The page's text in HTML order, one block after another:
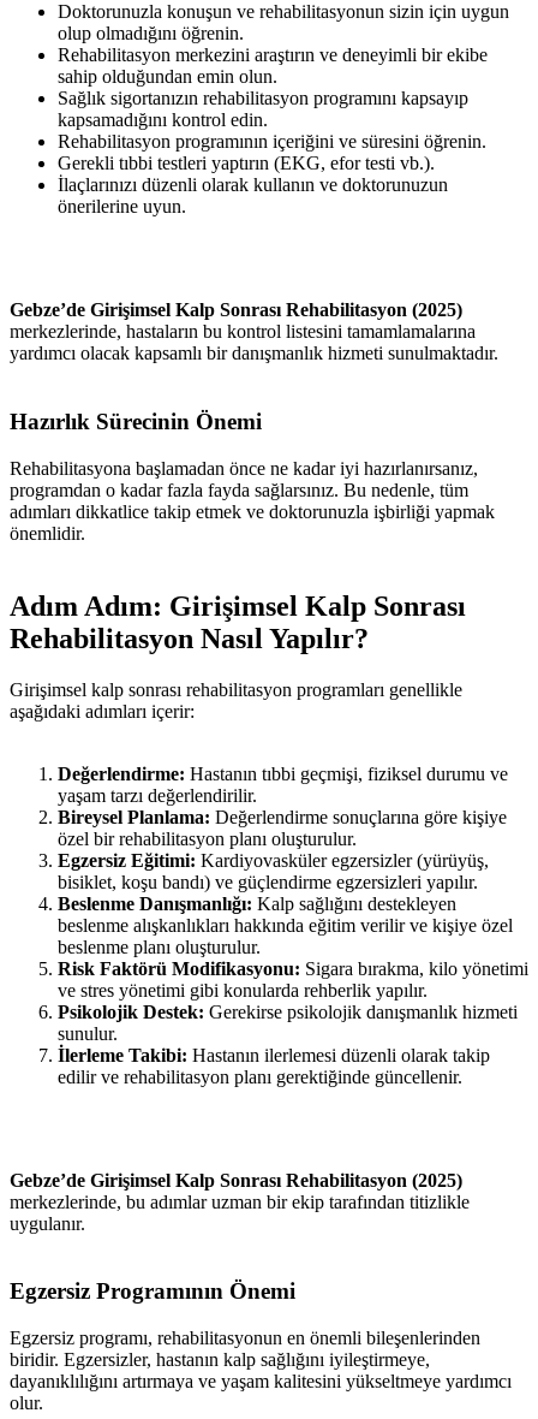
Doktorunuzla konuşun ve rehabilitasyonun sizin için uygun
olup olmadığını öğrenin.
Rehabilitasyon merkezini araştırın ve deneyimli bir ekibe
sahip olduğundan emin olun.
Sağlık sigortanızın rehabilitasyon programını kapsayıp
kapsamadığını kontrol edin.
Rehabilitasyon programının içeriğini ve süresini öğrenin.
Gerekli tıbbi testleri yaptırın (EKG, efor testi vb.).
İlaçlarınızı düzenli olarak kullanın ve doktorunuzun
önerilerine uyun.
Gebze’de Girişimsel Kalp Sonrası Rehabilitasyon (2025)
merkezlerinde, hastaların bu kontrol listesini tamamlamalarına
yardımcı olacak kapsamlı bir danışmanlık hizmeti sunulmaktadır.
Hazırlık Sürecinin Önemi
Rehabilitasyona başlamadan önce ne kadar iyi hazırlanırsanız,
programdan o kadar fazla fayda sağlarsınız. Bu nedenle, tüm
adımları dikkatlice takip etmek ve doktorunuzla işbirliği yapmak
önemlidir.
Adım Adım: Girişimsel Kalp Sonrası
Rehabilitasyon Nasıl Yapılır?
Girişimsel kalp sonrası rehabilitasyon programları genellikle
aşağıdaki adımları içerir:
Değerlendirme: Hastanın tıbbi geçmişi, fiziksel durumu ve
yaşam tarzı değerlendirilir.
Bireysel Planlama: Değerlendirme sonuçlarına göre kişiye
özel bir rehabilitasyon planı oluşturulur.
Egzersiz Eğitimi: Kardiyovasküler egzersizler (yürüyüş,
bisiklet, koşu bandı) ve güçlendirme egzersizleri yapılır.
Beslenme Danışmanlığı: Kalp sağlığını destekleyen
beslenme alışkanlıkları hakkında eğitim verilir ve kişiye özel
beslenme planı oluşturulur.
Risk Faktörü Modifikasyonu: Sigara bırakma, kilo yönetimi
ve stres yönetimi gibi konularda rehberlik yapılır.
Psikolojik Destek: Gerekirse psikolojik danışmanlık hizmeti
sunulur.
İlerleme Takibi: Hastanın ilerlemesi düzenli olarak takip
edilir ve rehabilitasyon planı gerektiğinde güncellenir.
Gebze’de Girişimsel Kalp Sonrası Rehabilitasyon (2025)
merkezlerinde, bu adımlar uzman bir ekip tarafından titizlikle
uygulanır.
Egzersiz Programının Önemi
Egzersiz programı, rehabilitasyonun en önemli bileşenlerinden
biridir. Egzersizler, hastanın kalp sağlığını iyileştirmeye,
dayanıklılığını artırmaya ve yaşam kalitesini yükseltmeye yardımcı
olur.